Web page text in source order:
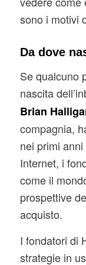
sono i motivi
Da dove
Se qualcuno
nascita
Brian
compagnia,
nei primi
Internet, i
come il
prospettive
acquisto.
I fondatori di
strategie in